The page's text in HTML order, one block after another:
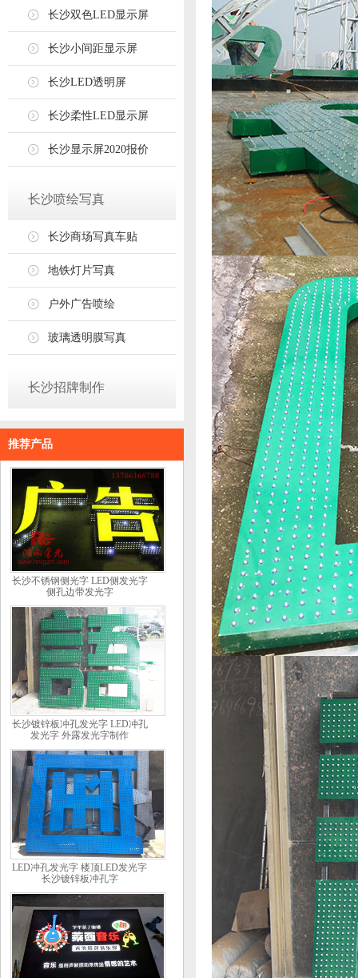
长沙双色LED显示屏
长沙小间距显示屏
长沙LED透明屏
长沙柔性LED显示屏
长沙显示屏2020报价
长沙喷绘写真
长沙商场写真车贴
地铁灯片写真
户外广告喷绘
玻璃透明膜写真
长沙招牌制作
推荐产品
长沙不锈钢侧光字 LED侧发光字
侧孔边带发光字​
长沙镀锌板冲孔发光字 LED冲孔
发光字 外露发光字制作
LED冲孔发光字 楼顶LED发光字
长沙镀锌板冲孔字